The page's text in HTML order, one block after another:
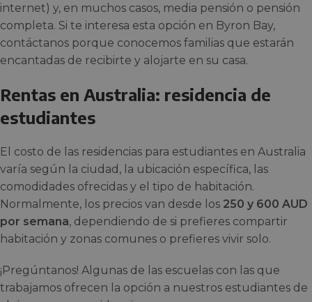
internet) y, en muchos casos, media pensión o pensión
completa. Si te interesa esta opción en Byron Bay,
contáctanos porque conocemos familias que estarán
encantadas de recibirte y alojarte en su casa.
Rentas en Australia: residencia de
estudiantes
El costo de las residencias para estudiantes en Australia
varía según la ciudad, la ubicación específica, las
comodidades ofrecidas y el tipo de habitación.
Normalmente, los precios van desde los 250 y 600 AUD
por semana, dependiendo de si prefieres compartir
habitación y zonas comunes o prefieres vivir solo.
¡Pregúntanos! Algunas de las escuelas con las que
trabajamos ofrecen la opción a nuestros estudiantes de